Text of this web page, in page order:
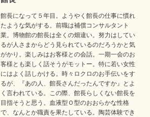
館長になって５年目。ようやく館長の仕事に慣れ
たような気がする。前職は補償コンサルタント
業。博物館の館長は全くの畑違い。努力はしてい
るが人さまからどう見られているのだろうかと気
がかり。楽しみはお客様との会話。一期一会のお
客様とも楽しく話そうがモットー。特に若い女性
にはよく話しかける。時々ロクロのお手伝いをす
るが、『あの人、館長さんだったんですか』とよ
く言われている。この際、館長らしくない館長を
目指そうと思う。血液型Ｏ型のおおらかな性格
で、なんとか職責を果たしている。陶芸体験でき